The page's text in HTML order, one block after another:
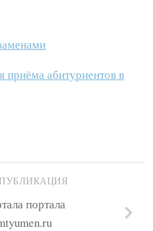
приёма абитуриентов в
портала